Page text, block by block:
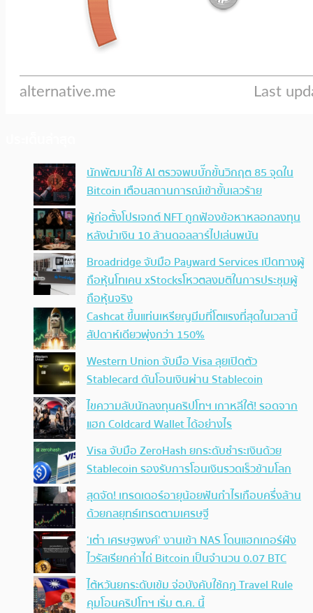
นักพัฒนาใช้ AI ตรวจพบบั๊กขั้นวิกฤต 85 จุดใน
Bitcoin เตือนสถานการณ์เข้าขั้นเลวร้าย
ผู้ก่อตั้งโปรเจกต์ NFT ถูกฟ้องข้อหาหลอกลงทุน
หลังนำเงิน 10 ล้านดอลลาร์ไปเล่นพนัน
Broadridge จับมือ Payward Services เปิดทางผู้
ถือหุ้นโทเคน xStocksโหวตลงมติในการประชุมผู้
ถือหุ้นจริง
Cashcat ขึ้นแท่นเหรียญมีมที่โตแรงที่สุดในเวลานี้
สัปดาห์เดียวพุ่งกว่า 150%
Western Union จับมือ Visa ลุยเปิดตัว
Stablecard ดันโอนเงินผ่าน Stablecoin
ไขความลับนักลงทุนคริปโทฯ เกาหลีใต้! รอดจาก
แฮก Coldcard Wallet ได้อย่างไร
Visa จับมือ ZeroHash ยกระดับชำระเงินด้วย
Stablecoin รองรับการโอนเงินรวดเร็วข้ามโลก
สุดจัด! เทรดเดอร์อายุน้อยฟันกำไรเกือบครึ่งล้าน
ด้วยกลยุทธ์เทรดตามเศรษฐี
‘เต๋า เศรษฐพงศ์’ งานเข้า NAS โดนแฮกเกอร์ฝัง
ไวรัสเรียกค่าไถ่ Bitcoin เป็นจำนวน 0.07 BTC
ไต้หวันยกระดับเข้ม จ่อบังคับใช้กฏ Travel Rule
คุมโอนคริปโทฯ เริ่ม ต.ค. นี้